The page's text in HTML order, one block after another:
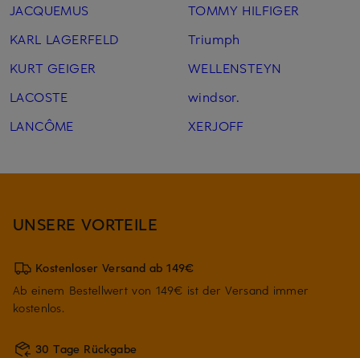
JACQUEMUS
KARL LAGERFELD
KURT GEIGER
LACOSTE
LANCÔME
TOMMY HILFIGER
Triumph
WELLENSTEYN
windsor.
XERJOFF
UNSERE VORTEILE
Kostenloser Versand ab 149€
Ab einem Bestellwert von 149€ ist der Versand immer
kostenlos.
30 Tage Rückgabe